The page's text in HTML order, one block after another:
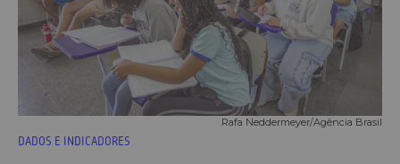
Rafa Neddermeyer/Agência Brasil
DADOS E INDICADORES